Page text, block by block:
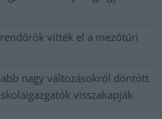
vitték el a mezőtúri
nagy változásokról döntött
visszakapják